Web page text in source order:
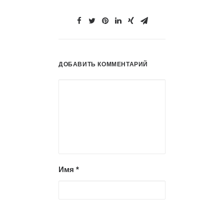
ДОБАВИТЬ КОММЕНТАРИЙ
Имя *